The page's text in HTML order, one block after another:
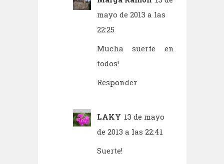
mayo de 2013 a las
22:25
Mucha suerte en
todos!
Responder
LAKY 13 de mayo
de 2013 a las 22:41
Suerte!